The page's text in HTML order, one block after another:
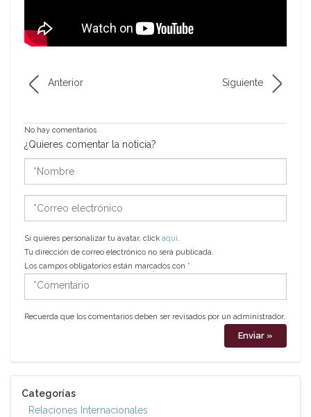
Anterior Siguiente
No hay comentarios
¿Quieres comentar la noticia?
electrónico
Si quieres personalizar tu avatar, click aquí.
Tu dirección de correo electrónico no será publicada.
Los campos obligatorios están marcados con *
*Comentario
Recuerda que los comentarios deben ser revisados por un administrador.
Categorías
Relaciones Internacionales